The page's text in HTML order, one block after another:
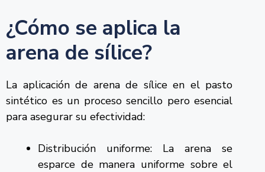
¿Cómo se aplica la
arena de sílice?
La aplicación de arena de sílice en el pasto
sintético es un proceso sencillo pero esencial
para asegurar su efectividad:
Distribución uniforme: La arena se
esparce de manera uniforme sobre el